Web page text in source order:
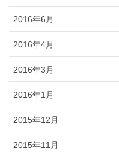
2016年6月
2016年4月
2016年3月
2016年1月
2015年12月
2015年11月